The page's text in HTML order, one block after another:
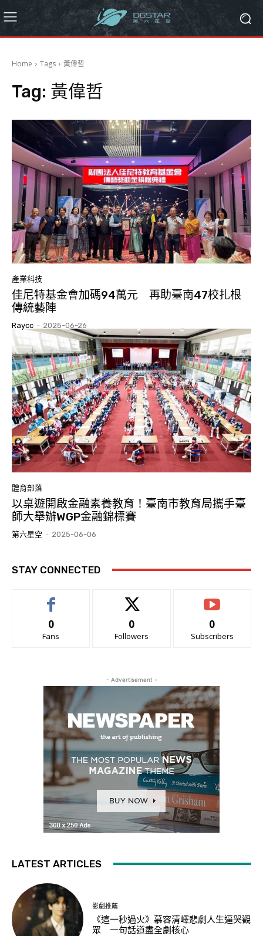
Home Tags 黃偉哲
Tag: 黃偉哲
產業科技
佳尼特基金會加碼94萬元 再助臺南47校扎根
傳統藝陣
Raycc - 2025-06-26
體育部落
以桌遊開啟金融素養教育！臺南市教育局攜手臺
師大舉辦WGP金融錦標賽
第六星空 - 2025-06-06
STAY CONNECTED
0
Fans
0
Followers
0
Subscribers
- Advertisement -
LATEST ARTICLES
影劇推薦
《這一秒過火》慕容清嶧悲劇人生逼哭觀
眾 一句話道盡全劇核心